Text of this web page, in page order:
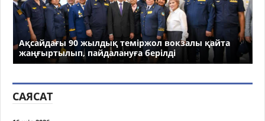
Ақсайдағы 90 жылдық теміржол вокзалы қайта
жаңғыртылып, пайдалануға берілді
САЯСАТ